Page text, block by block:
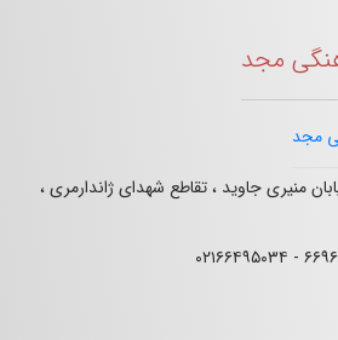
مجد
مجد
منیری جاوید ، تقاطع شهدای ژاندارمری ،